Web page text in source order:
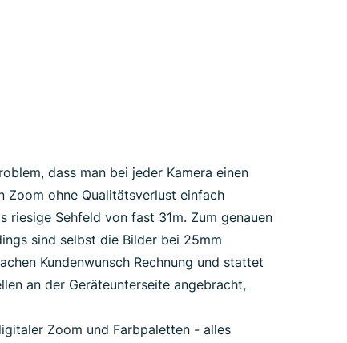
dass man bei jeder Kamera einen
Zoom ohne Qualitätsverlust einfach
riesige Sehfeld von fast 31m. Zum genauen
sind selbst die Bilder bei 25mm
Kundenwunsch Rechnung und stattet
an der Geräteunterseite angebracht,
Zoom und Farbpaletten - alles